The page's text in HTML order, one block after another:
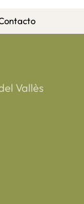
Vallès